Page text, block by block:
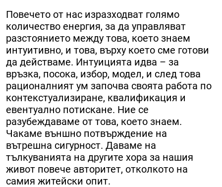
Повечето от нас изразходват голямо
количество енергия, за да управляват
разстоянието между това, което знаем
интуитивно, и това, върху което сме готови
да действаме. Интуицията идва – за
връзка, посока, избор, модел, и след това
рационалният ум започва своята работа по
контекстуализиране, квалификация и
евентуално потискане. Ние се
разубеждаваме от това, което знаем.
Чакаме външно потвърждение на
вътрешна сигурност. Даваме на
тълкуванията на другите хора за нашия
живот повече авторитет, отколкото на
самия житейски опит.